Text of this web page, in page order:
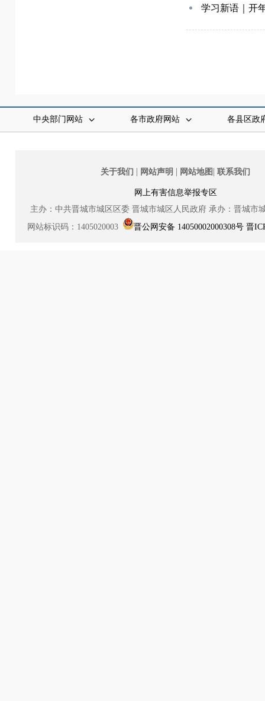
学习新语｜开
中央部门网站 各市政府网站 各县区政
关于我们 | 网站声明 | 网站地图 | 联系我们
网上有害信息举报专区
主办：中共晋城市城区区委 晋城市城区人民政府 承办：晋城市
网站标识码：1405020003
晋公网安备 14050002000308号 晋